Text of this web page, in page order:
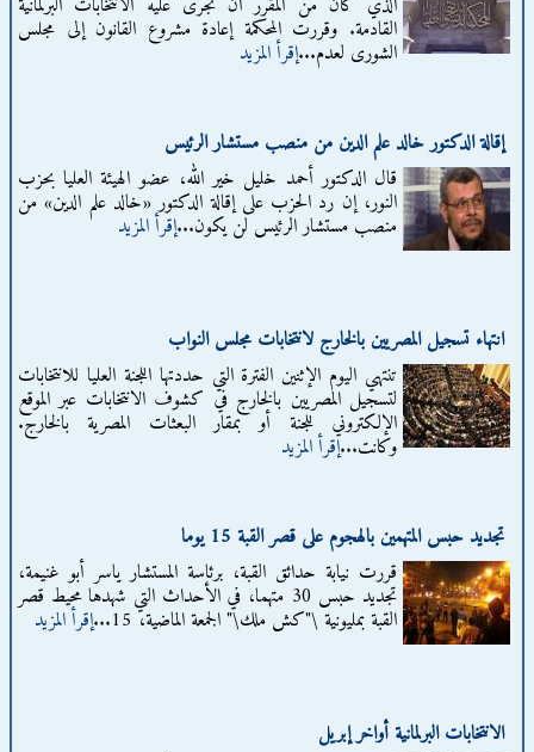
القادمة. وقررت المحكمة إعادة مشروع القانون إلى مجلس
الشورى لعدم...إقرأ المزيد
إقالة الدكتور خالد علم الدين من منصب مستشار الرئيس
قال الدكتور أحمد خليل خير الله، عضو الهيئة العليا بحزب
النور، إن رد الحزب على إقالة الدكتور «خالد علم الدين» من
منصب مستشار الرئيس لن يكون...إقرأ المزيد
انتهاء تسجيل المصريين بالخارج لانتخابات مجلس النواب
تنتهي اليوم الإثنين الفترة التي حددتها اللجنة العليا للانتخابات
لتسجيل المصريين بالخارج في كشوف الانتخابات عبر الموقع
الإلكتروني للجنة أو بمقار البعثات المصرية بالخارج.
وكانت...إقرأ المزيد
تجديد حبس المتهمين بالهجوم على قصر القبة 15 يوما
قررت نيابة حدائق القبة، برئاسة المستشار ياسر أبو غنيمة،
تجديد حبس 30 متهما، في الأحداث التي شهدها محيط قصر
القبة بمليونية \"كش ملك\" الجمعة الماضية، 15... إقرأ المزيد
الانتخابات البرلمانية أواخر إبريل